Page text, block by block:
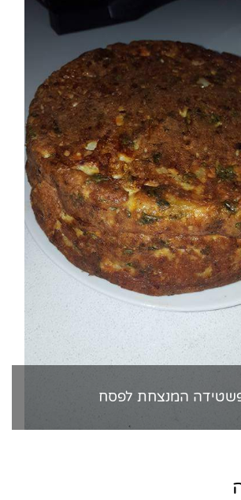
המנצחת לפסח